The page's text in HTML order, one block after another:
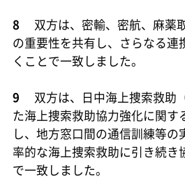
8
双方は、密輸、密航、麻薬
の重要性を共有し、さらなる連
くことで一致しました。
9
双方は、日中海上捜索救助
た海上捜索救助協力強化に関す
し、地方窓口間の通信訓練等
率的な海上捜索救助に引き続き
で一致しました。